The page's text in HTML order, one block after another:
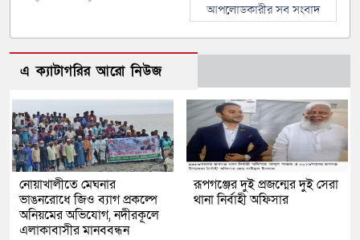
আপলোডকারীর সব সংবাদ
এ ক্যাটাগরির আরো নিউজ
নোয়াখালীতে মেঘনার
ভাঙনরোধে জিও ব্যাগ প্রকল্পে
অনিয়মের অভিযোগ, নদীরকূলে
এলাকাবাসীর মানববন্ধন
রূপগঞ্জের দুই প্রজন্মের দুই সেরা
থানা নির্বাহী অফিসার